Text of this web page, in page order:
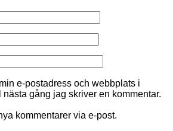
e-postadress och webbplats i
gång jag skriver en kommentar.
kommentarer via e-post.